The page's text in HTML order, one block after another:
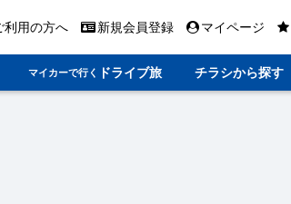
利用の方へ 新規会員登録 マイページ
マイカーで行く ドライブ旅 チラシから探す